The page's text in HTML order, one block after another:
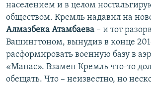
населением и в целом
обществом. Кремль надавил на
Алмазбека Атамбаева – и тот
Вашингтоном, вынудив в конце
расформировать военную базу в
«Манас». Взамен Кремль что-то
обещать. Что – неизвестно, но